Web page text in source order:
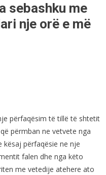
sebashku me
nje orë e më
përfaqësim të tillë të shtetit
përmban ne vetvete nga
përfaqësie ne nje
falen dhe nga këto
me vetedije atehere ato